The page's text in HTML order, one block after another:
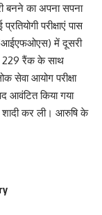
बनने का अपना सपना
परीक्षाएं पास
(आईएफओएस) में दूसरी
229 रैंक के साथ
सेवा आयोग परीक्षा
आवंटित किया गया
शादी कर ली। आरुषि के